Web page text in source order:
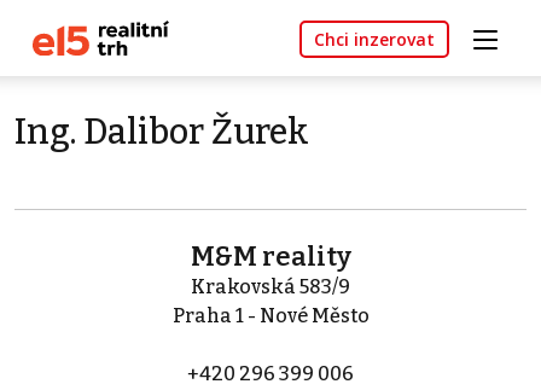
Chci inzerovat
Ing. Dalibor Žurek
M&M reality
Krakovská 583/9
Praha 1 - Nové Město
+420 296 399 006